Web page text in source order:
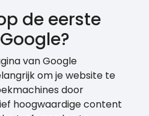
de eerste
van Google
om je website te
door
hoogwaardige content